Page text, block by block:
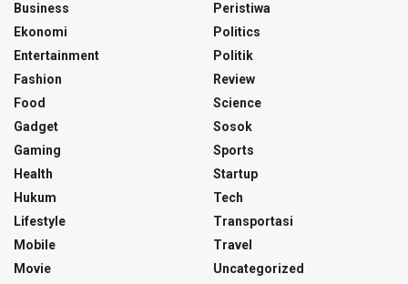
Business
Ekonomi
Entertainment
Fashion
Food
Gadget
Gaming
Health
Hukum
Lifestyle
Mobile
Movie
Peristiwa
Politics
Politik
Review
Science
Sosok
Sports
Startup
Tech
Transportasi
Travel
Uncategorized